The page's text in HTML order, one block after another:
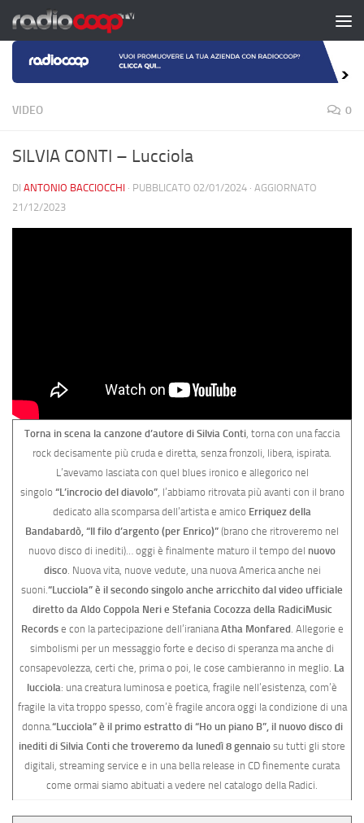
Salta al contenuto
VIDEO 0
SILVIA CONTI – Lucciola
DI ANTONIO BACCIOCCHI · PUBBLICATO 02/01/2024 · AGGIORNATO
21/12/2023
Torna in scena la canzone d’autore di Silvia Conti , torna con una faccia
rock decisamente più cruda e diretta, senza fronzoli, libera, ispirata.
L’avevamo lasciata con quel blues ironico e allegorico nel
singolo “L’incrocio del diavolo”, l’abbiamo ritrovata più avanti con il brano
dedicato alla scomparsa dell’artista e amico Erriquez della
Bandabardò, “Il filo d’argento (per Enrico)” (brano che ritroveremo nel
nuovo disco di inediti)… oggi è finalmente maturo il tempo del nuovo
disco. Nuova vita, nuove vedute, una nuova America anche nei
suoni. “Lucciola” è il secondo singolo anche arricchito dal video ufficiale
diretto da Aldo Coppola Neri e Stefania Cocozza della RadiciMusic
Recordse con la partecipazione dell’iraniana Atha Monfared. Allegorie e
simbolismi per un messaggio forte e deciso di speranza ma anche di
consapevolezza, certi che, prima o poi, le cose cambieranno in meglio. La
lucciola: una creatura luminosa e poetica, fragile nell’esistenza, com’è
fragile la vita troppo spesso, com’è fragile ancora oggi la condizione di una
donna. “Lucciola” è il primo estratto di “Ho un piano B”, il nuovo disco di
inediti di Silvia Conti che troveremo da lunedì 8 gennaio su tutti gli store
digitali, streaming service e in una bella release in CD finemente curata
come ormai siamo abituati a vedere nel catalogo della Radici.